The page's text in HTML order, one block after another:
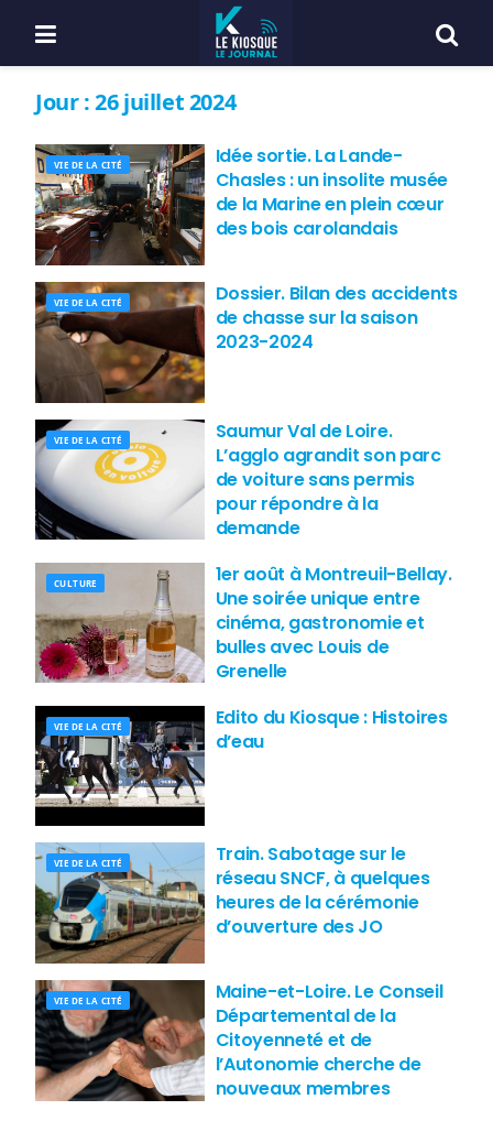
Jour :26 juillet 2024
VIE DE LA CITÉ
Idée sortie. La Lande-
Chasles : un insolite musée
de la Marine en plein cœur
des bois carolandais
VIE DE LA CITÉ
Dossier. Bilan des accidents
de chasse sur la saison
2023-2024
VIE DE LA CITÉ
Saumur Val de Loire.
L’agglo agrandit son parc
de voiture sans permis
pour répondre à la
demande
CULTURE
1er août à Montreuil-Bellay.
Une soirée unique entre
cinéma, gastronomie et
bulles avec Louis de
Grenelle
VIE DE LA CITÉ
Edito du Kiosque : Histoires
d’eau
VIE DE LA CITÉ
Train. Sabotage sur le
réseau SNCF, à quelques
heures de la cérémonie
d’ouverture des JO
VIE DE LA CITÉ
Maine-et-Loire. Le Conseil
Départemental de la
Citoyenneté et de
l’Autonomie cherche de
nouveaux membres